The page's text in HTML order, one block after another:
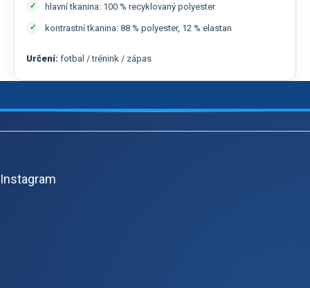
hlavní tkanina: 100 % recyklovaný polyester
kontrastní tkanina: 88 % polyester, 12 % elastan
Určení: fotbal / trénink / zápas
Z
Instagram